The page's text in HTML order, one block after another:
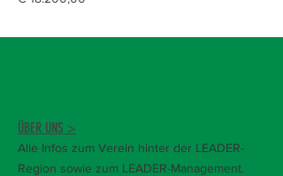
ÜBER UNS >
Alle Infos zum Verein hinter der LEADER-
Region sowie zum LEADER-Management.